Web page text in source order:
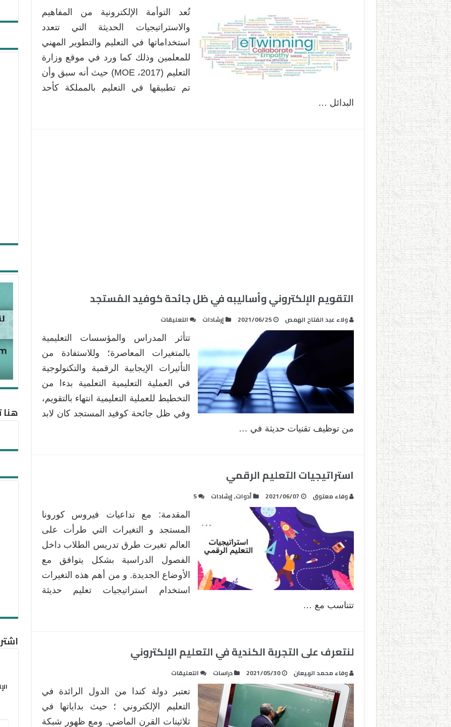
الإلكترونية
والتطوير
المهني
للمعلمين
وفق
النموذج
الأوروبي
تُعد التوأمة الإلكترونية من المفاهيم
والاستراتيجيات الحديثة التي تتعدد
استخداماتها في التعليم والتطوير المهني
للمعلمين وذلك كما ورد في موقع وزارة
التعليم (MOE ،2017) حيث أنه سبق وأن
تم تطبيقها في التعليم بالمملكة كأحد
البدائل …
التقويم الإلكتروني وأساليبه في ظل جائحة كوفيد المُستجد
ولاء عبد الفتاح الهمص 2021/06/25 إرشادات التعليقات
الإلكتروني
وأساليبه
في
ظل
جائحة
كوفيد
المُستجد
تتأثر المدراس والمؤسسات التعليمية
بالمتغيرات المعاصرة؛ وللاستفادة من
التأثيرات الإيجابية الرقمية والتكنولوجية
في العملية التعليمية التعلمية بدءا من
التخطيط للعملية التعليمية انتهاء بالتقويم،
وفي ظل جائحة كوفيد المستجد كان لابد
من توظيف تقنيات حديثة في …
استراتيجيات التعليم الرقمي
وفاء معتوق 2021/06/07 أدوات,إرشادات 5
المقدمة: مع تداعيات فيروس كورونا
المستجد و التغيرات التي طرأت على
العالم تغيرت طرق تدريس الطلاب داخل
الفصول الدراسية بشكل يتوافق مع
الأوضاع الجديدة. و من أهم هذه التغيرات
استخدام استراتيجيات تعليم حديثة
تتناسب مع …
لنتعرف على التجربة الكندية في التعليم الإلكتروني
وفاء محمد الربيعان 2021/05/30 دراسات التعليقات
على
التجربة
الكندية
تعتبر دولة كندا من الدول الرائدة في
التعليم الإلكتروني ؛ حيث بداياتها في
ثلاثينات القرن الماضي. ومع ظهور شبكة
هنا